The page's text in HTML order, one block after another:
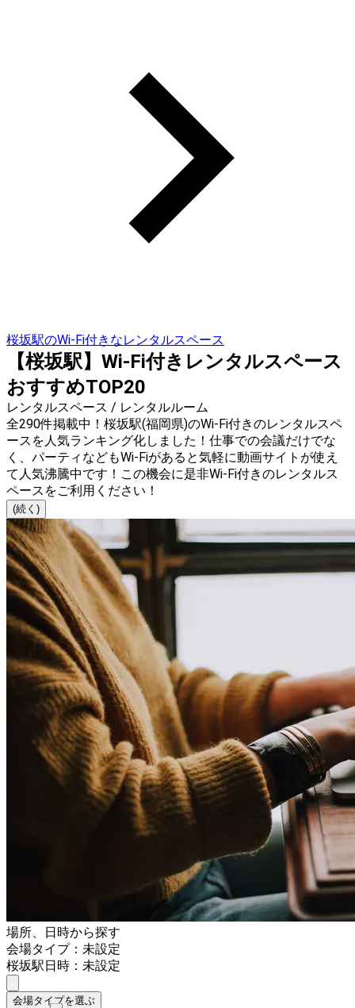
桜坂駅のWi-Fi付きなレンタルスペース
【桜坂駅】Wi-Fi付きレンタルスペース
おすすめTOP20
レンタルスペース / レンタルルーム
全290件掲載中！桜坂駅(福岡県)のWi-Fi付きのレンタルスペ
ースを人気ランキング化しました！仕事での会議だけでな
く、パーティなどもWi-Fiがあると気軽に動画サイトが使え
て人気沸騰中です！この機会に是非Wi-Fi付きのレンタルス
ペースをご利用ください！
(続く)
場所、日時から探す
会場タイプ：未設定
桜坂駅日時：未設定
会場タイプを選ぶ